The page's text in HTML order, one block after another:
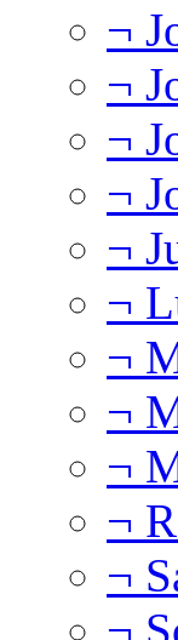
¬
¬
¬
¬
¬
¬
¬
¬
¬
¬
¬
¬